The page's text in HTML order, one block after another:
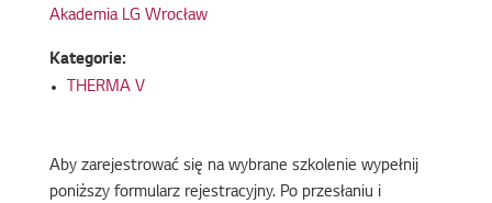
Akademia LG Wrocław
Kategorie:
THERMA V
Aby zarejestrować się na wybrane szkolenie wypełnij
poniższy formularz rejestracyjny. Po przesłaniu i